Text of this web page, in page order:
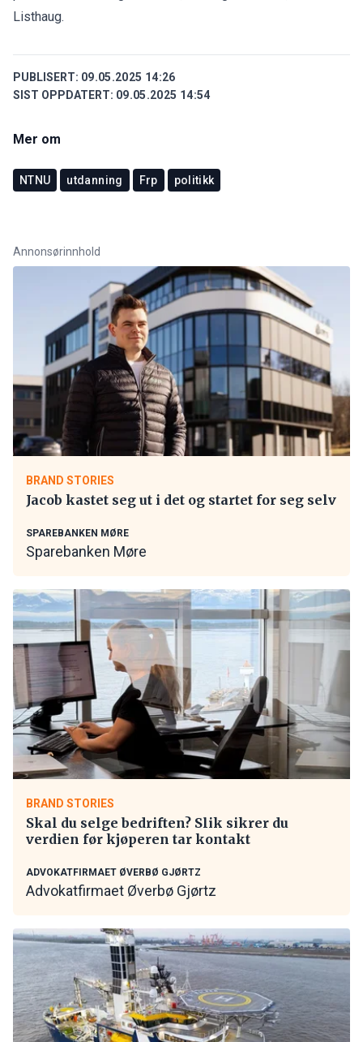
Listhaug.
PUBLISERT: 09.05.2025 14:26
SIST OPPDATERT: 09.05.2025 14:54
Mer om
NTNU utdanning Frp politikk
Annonsørinnhold
BRAND STORIES
Jacob kastet seg ut i det og startet for seg selv
SPAREBANKEN MØRE
Sparebanken Møre
BRAND STORIES
Skal du selge bedriften? Slik sikrer du
verdien før kjøperen tar kontakt
ADVOKATFIRMAET ØVERBØ GJØRTZ
Advokatfirmaet Øverbø Gjørtz